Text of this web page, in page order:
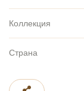
Коллекция
Страна